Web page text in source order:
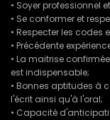
• Soyer professionnel
• Se conformer et
• Respecter les codes
• Précédente
• La maitrise
est indispensable;
• Bonnes aptitudes à
l'écrit ainsi qu'à l'oral;
• Capacité